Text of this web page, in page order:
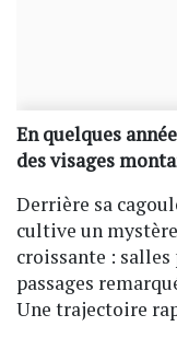
En quelques
des visages
Derrière sa
cultive un
croissante :
passages
Une trajectoire